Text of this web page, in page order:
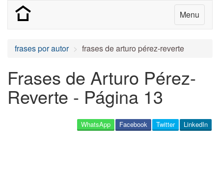
Menu
frases por autor frases de arturo pérez-reverte
Frases de Arturo Pérez-
Reverte - Página 13
LinkedIn
Twitter
Facebook
WhatsApp